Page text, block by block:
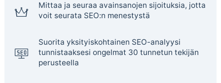
Mittaa ja seuraa avainsanojen sijoituksia, jotta
voit seurata SEO:n menestystä
Suorita yksityiskohtainen SEO-analyysi
tunnistaaksesi ongelmat 30 tunnetun tekijän
perusteella